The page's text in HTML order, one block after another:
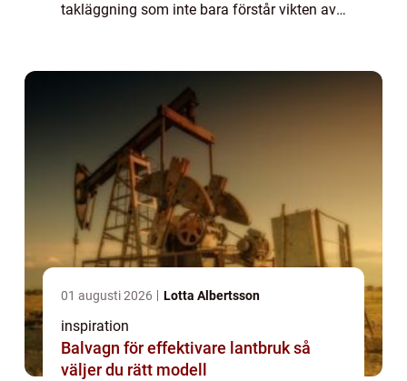
takläggning som inte bara förstår vikten av
01 augusti 2026 Lotta Albertsson
inspiration
Balvagn för effektivare lantbruk så
väljer du rätt modell